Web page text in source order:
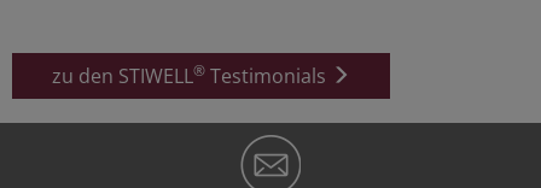
zu den STIWELL® Testimonials